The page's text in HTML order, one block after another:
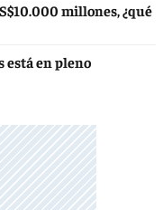
millones, ¿qué
está en pleno